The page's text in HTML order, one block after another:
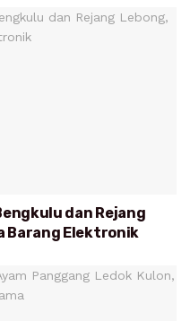
dan Rejang
Barang Elektronik